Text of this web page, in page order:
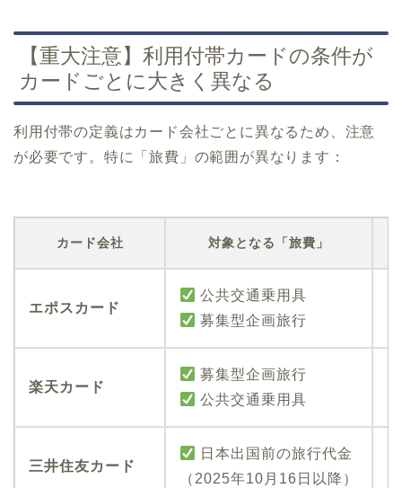
【重大注意】利用付帯カードの条件が
カードごとに大きく異なる
利用付帯の定義はカード会社ごとに異なるため、注意
が必要です。特に「旅費」の範囲が異なります：
カード会社 対象となる「旅費」
エポスカード
公共交通乗用具
募集型企画旅行
楽天カード
募集型企画旅行
公共交通乗用具
三井住友カード
日本出国前の旅行代金
（2025年10月16日以降）